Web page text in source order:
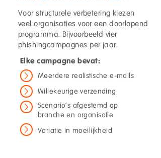
Voor structurele verbetering kiezen
veel organisaties voor een doorlopend
programma. Bijvoorbeeld vier
phishingcampagnes per jaar.
Elke campagne bevat:
Meerdere realistische e-mails
Willekeurige verzending
Scenario's afgestemd op
branche en organisatie
Variatie in moeilijkheid